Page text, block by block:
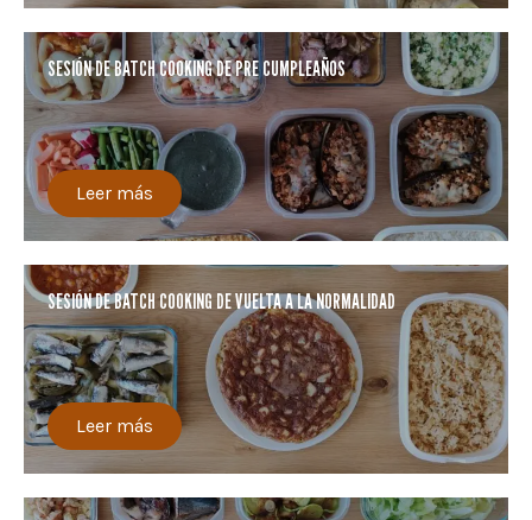
SESIÓN DE BATCH COOKING DE PRE CUMPLEAÑOS
Leer más
SESIÓN DE BATCH COOKING DE VUELTA A LA NORMALIDAD
Leer más